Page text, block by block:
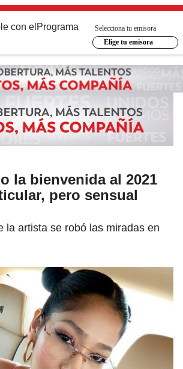
con el Programa
Selecciona tu emisora
Elige tu emisora
la bienvenida al 2021
pero sensual
la artista se robó las miradas en